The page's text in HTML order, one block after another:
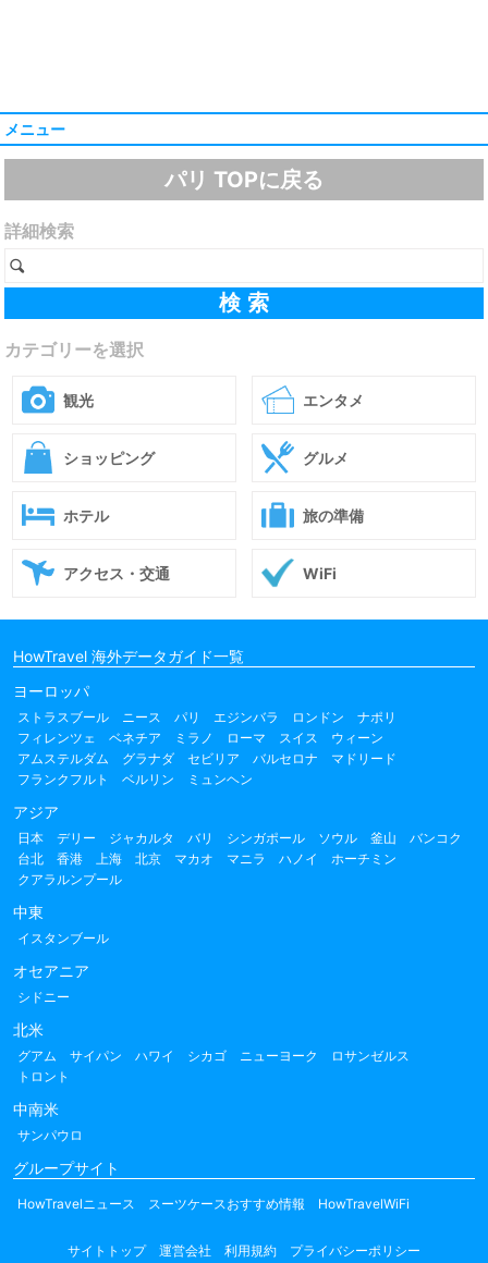
メニュー
パリ TOPに戻る
詳細検索
カテゴリーを選択
観光 エンタメ
ショッピング グルメ
ホテル 旅の準備
アクセス・交通 WiFi
HowTravel 海外データガイド一覧
ヨーロッパ
ストラスブール ニース パリ エジンバラ ロンドン
ナポリ
フィレンツェ
ベネチア ミラノ ローマ スイス
ウィーン
アムステルダム
グラナダ セビリア バルセロナ
マドリード
フランクフルト
ベルリン ミュンヘン
アジア
日本 デリー ジャカルタ バリ シンガポール ソウル 釜山
バンコク
台北
香港 上海 北京 マカオ マニラ ハノイ
ホーチミン
クアラルンプール
中東
イスタンブール
オセアニア
シドニー
北米
グアム サイパン ハワイ シカゴ ニューヨーク
ロサンゼルス
トロント
中南米
サンパウロ
グループサイト
HowTravelニュース スーツケースおすすめ情報 HowTravelWiFi
サイトトップ 運営会社 利用規約
プライバシーポリシー